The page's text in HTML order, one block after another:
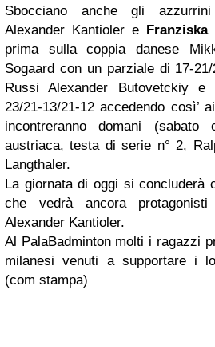
Sbocciano anche gli
Alexander Kantioler e Franziska
prima sulla coppia danese
Sogaard con un parziale di 17-
Russi Alexander Butovetckiy e
23/21-13/21-12 accedendo così’
incontreranno domani
austriaca, testa di serie n° 2,
Langthaler.
La giornata di oggi si concluderà
che vedrà ancora
Alexander Kantioler.
Al PalaBadminton molti i ragazzi
milanesi venuti a supportare i
(com stampa)